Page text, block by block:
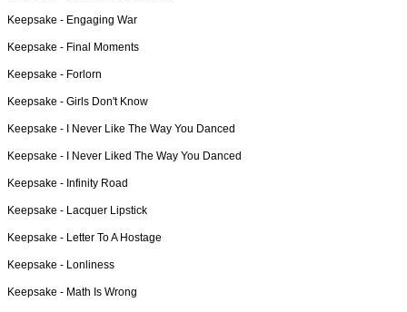
Keepsake - Engaging War
Keepsake - Final Moments
Keepsake - Forlorn
Keepsake - Girls Don't Know
Keepsake - I Never Like The Way You Danced
Keepsake - I Never Liked The Way You Danced
Keepsake - Infinity Road
Keepsake - Lacquer Lipstick
Keepsake - Letter To A Hostage
Keepsake - Lonliness
Keepsake - Math Is Wrong